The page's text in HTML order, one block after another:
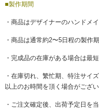
■製作期間
・商品はデザイナーのハンドメ
・商品は通常約2〜5日程の製作
・完成品の在庫がある場合は最
・在庫切れ、繁忙期、特注サイ
以上のお時間を頂く場合がござい
・ご注文確定後、出荷予定日を